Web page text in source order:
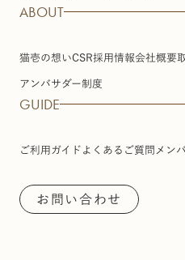
ABOUT
猫壱の想いCSR採用情報会社概要
アンバサダー制度
GUIDE
ご利用ガイド よくあるご質問 メン
お問い合わせ